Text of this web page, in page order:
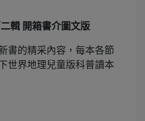
輯 開箱書介圖文版
書的精采內容，每本各節
世界地理兒童版科普讀本